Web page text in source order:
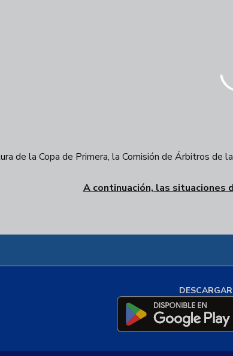
de la Copa de Primera, la Comisión de Árbitros
A continuación, las situaciones